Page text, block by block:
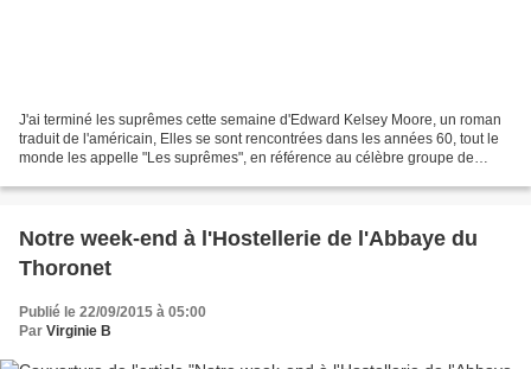
J'ai terminé les suprêmes cette semaine d'Edward Kelsey Moore, un roman
traduit de l'américain, Elles se sont rencontrées dans les années 60, tout le
monde les appelle "Les suprêmes", en référence au célèbre groupe de
Notre week-end à l'Hostellerie de l'Abbaye du
Thoronet
Publié le 22/09/2015 à 05:00
Par Virginie B